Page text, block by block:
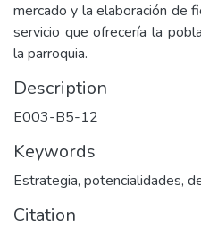
mercado y la elaboración de
servicio que ofrecería la
la parroquia.
Description
E003-B5-12
Keywords
Estrategia, potencialidades,
Citation